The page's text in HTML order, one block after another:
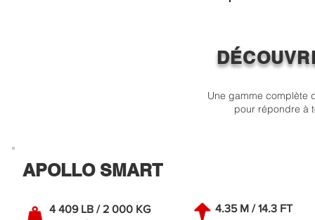
Une gamme complète
pour répondre à
APOLLO SMART
4 409 LB / 2 000 KG 4.35 M / 14.3 FT